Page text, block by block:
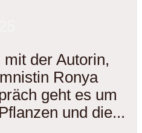
der Autorin,
Ronya
geht es um
und die...